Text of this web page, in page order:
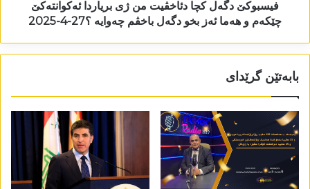
فیسبوکێ دگەل کچا دئاخڤیت من ژی بریاردا ئەکوانتەکێ
چێکەم و ھەما ئەز بخو دگەل باخڤم چەوایە ؟27-4-2025
بابەتێن گرێدای